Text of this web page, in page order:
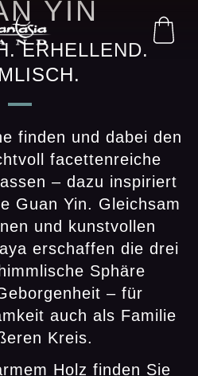
YIN
ERHELLEND.
finden und dabei den
facettenreiche
– dazu inspiriert
Guan Yin. Gleichsam
und kunstvollen
erschaffen die drei
Sphäre
– für
auch als Familie
Kreis.
Holz finden Sie